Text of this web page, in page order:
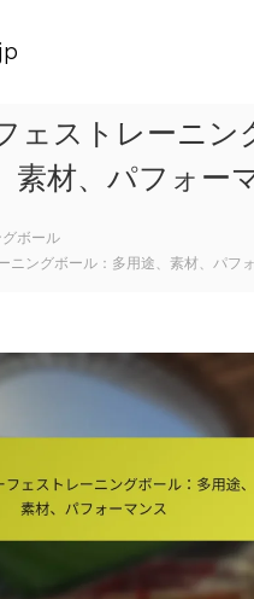
ェストレーニン
素材、パフォー
グボール
ニングボール：多用途、素材、パフ